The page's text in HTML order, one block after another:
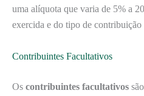
uma alíquota que varia de 5% a
exercida e do tipo de contribuição
Contribuintes Facultativos
Os contribuintes facultativos